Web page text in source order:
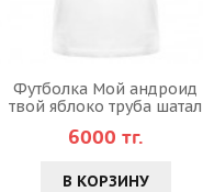
Футболка Мой андроид
твой яблоко труба шатал
6000 тг.
В КОРЗИНУ